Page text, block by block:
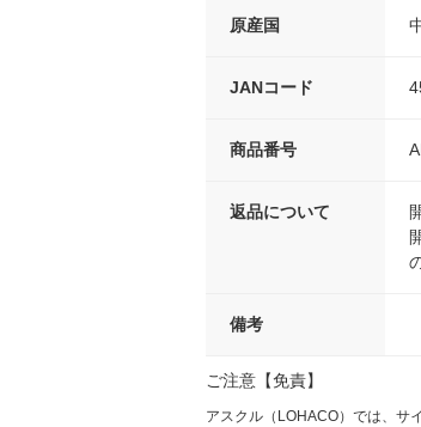
原産国
JANコード
商品番号
返品について
備考
ご注意【免責】
アスクル（LOHACO）では、サ